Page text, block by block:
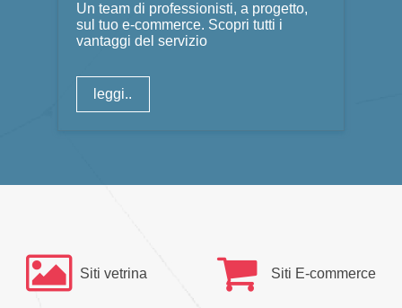
Un team di professionisti, a progetto,
sul tuo e-commerce. Scopri tutti i
vantaggi del servizio
leggi..
Siti vetrina Siti E-commerce